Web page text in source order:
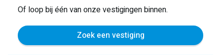
Of loop bij één van onze vestigingen binnen.
Zoek een vestiging